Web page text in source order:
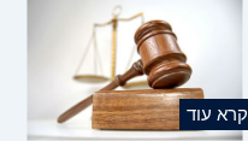
קרא עוד